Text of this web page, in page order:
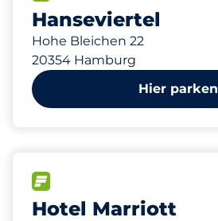
Hanseviertel
Hohe Bleichen 22
20354 Hamburg
Hier parken
Hotel Marriott